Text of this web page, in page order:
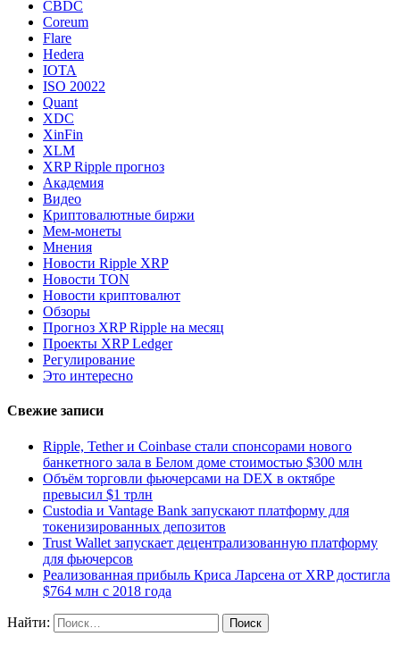
CBDC
Coreum
Flare
Hedera
IOTA
ISO 20022
Quant
XDC
XinFin
XLM
XRP Ripple прогноз
Академия
Видео
Криптовалютные биржи
Мем-монеты
Мнения
Новости Ripple XRP
Новости TON
Новости криптовалют
Обзоры
Прогноз XRP Ripple на месяц
Проекты XRP Ledger
Регулирование
Это интересно
Свежие записи
Ripple, Tether и Coinbase стали спонсорами нового
банкетного зала в Белом доме стоимостью $300 млн
Объём торговли фьючерсами на DEX в октябре
превысил $1 трлн
Custodia и Vantage Bank запускают платформу для
токенизированных депозитов
Trust Wallet запускает децентрализованную платформу
для фьючерсов
Реализованная прибыль Криса Ларсена от XRP достигла
$764 млн с 2018 года
Найти: